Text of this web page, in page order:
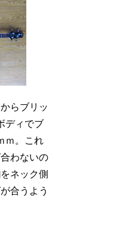
らブリッ
ディでブ
ｍ。これ
わないの
ネック側
合うよう